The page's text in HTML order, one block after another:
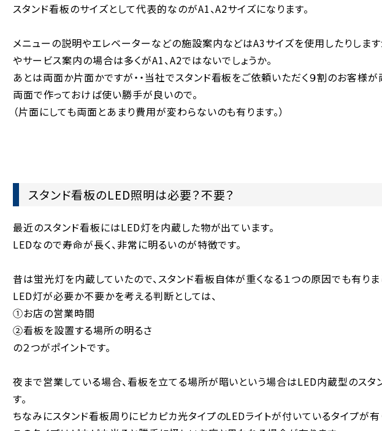
スタンド看板のサイズとして代表的なのがA1、A2サイズになります。
メニューの説明やエレベーターなどの施設案内などはA3サイズを使用したりします
やサービス案内の場合は多くがA1、A2ではないでしょうか。
あとは両面か片面かですが・・当社でスタンド看板をご依頼いただく９割のお客様が
両面で作っておけば使い勝手が良いので。
（片面にしても両面とあまり費用が変わらないのも有ります。）
スタンド看板のLED照明は必要？不要？
最近のスタンド看板にはLED灯を内蔵した物が出ています。
LEDなので寿命が長く、非常に明るいのが特徴です。
昔は蛍光灯を内蔵していたので、スタンド看板自体が重くなる１つの原因でも有りま
LED灯が必要か不要かを考える判断としては、
①お店の営業時間
②看板を設置する場所の明るさ
の２つがポイントです。
夜まで営業している場合、看板を立てる場所が暗いという場合はLED内蔵型のスタ
す。
ちなみにスタンド看板周りにピカピカ光タイプのLEDライトが付いているタイプが有